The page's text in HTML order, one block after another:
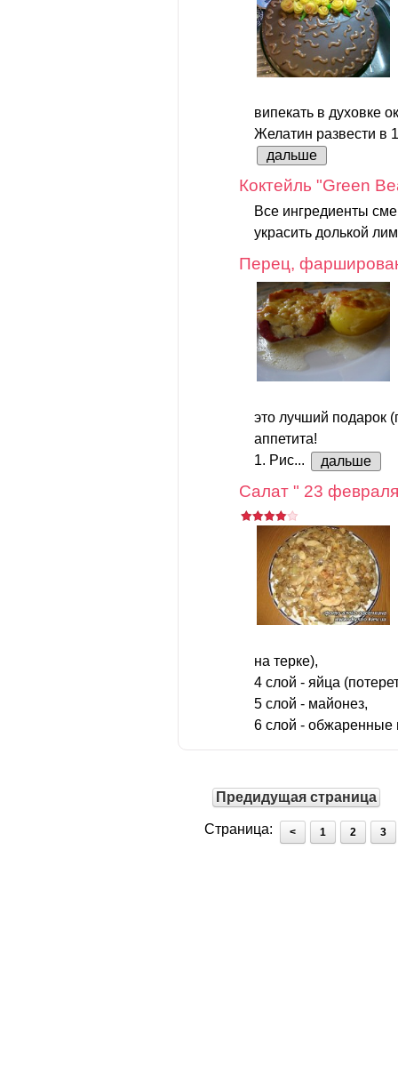
випекать в духовке
Желатин развести в
дальше
Коктейль "Green
Все ингредиенты
украсить долькой
Перец,
это лучший подарок
аппетита!
1. Рис...
дальше
Салат " 23
на терке),
4 слой - яйца
5 слой - майонез,
6 слой - обжаренные
Предидущая страница
Страница: < 1 2 3